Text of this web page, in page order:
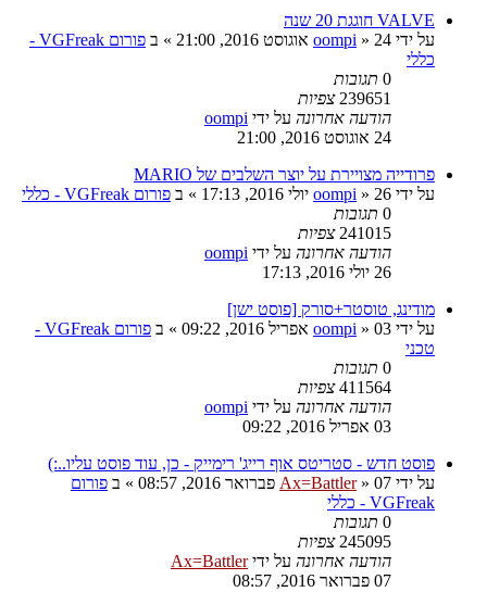
VALVE חוגגת 20 שנה
על ידי
oompi » 24 אוגוסט 2016, 21:00 » ב
פורום VGFreak -
כללי
0 תגובות
239651 צפיות
הודעה אחרונה על ידי oompi
24 אוגוסט 2016, 21:00
פרודייה מצויירת על יוצר השלבים של MARIO
על ידי
oompi » 26 יולי 2016, 17:13 » ב פורום VGFreak - כללי
0 תגובות
241015 צפיות
הודעה אחרונה על ידי oompi
26 יולי 2016, 17:13
מודינג, טוסטר+סורק [פוסט ישן]
על ידי
oompi » 03 אפריל 2016, 09:22 » ב
פורום VGFreak -
טכני
0 תגובות
411564 צפיות
הודעה אחרונה על ידי oompi
03 אפריל 2016, 09:22
פוסט חדש - סטריטס אוף רייג' רימייק - כן, עוד פוסט עליו..:)
על ידי
Ax=Battler» 07 פברואר 2016, 08:57 » ב פורום
VGFreak - כללי
0 תגובות
245095 צפיות
הודעה אחרונה על ידיAx=Battler
07 פברואר 2016, 08:57